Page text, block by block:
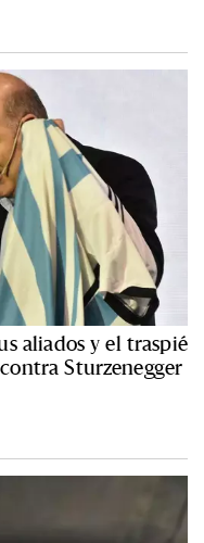
aliados y el traspié
Sturzenegger